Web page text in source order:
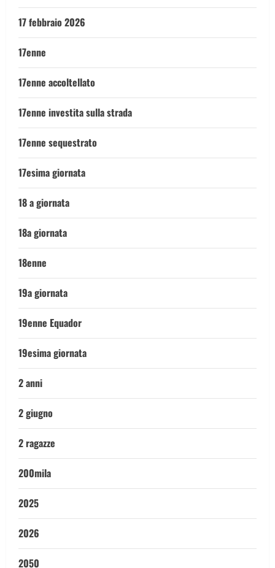
17 febbraio 2026
17enne
17enne accoltellato
17enne investita sulla strada
17enne sequestrato
17esima giornata
18 a giornata
18a giornata
18enne
19a giornata
19enne Equador
19esima giornata
2 anni
2 giugno
2 ragazze
200mila
2025
2026
2050